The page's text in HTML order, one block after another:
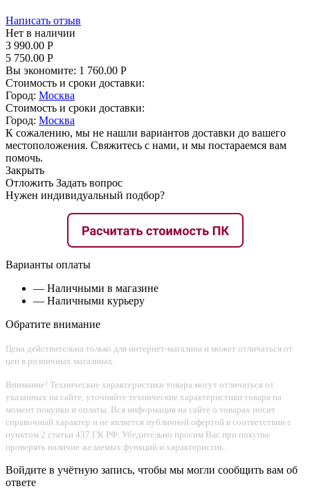
Написать отзыв
Нет в наличии
3 990.00 Р
5 750.00 Р
Вы экономите: 1 760.00 Р
Стоимость и сроки доставки:
Город: Москва
Стоимость и сроки доставки:
Город: Москва
К сожалению, мы не нашли вариантов доставки до вашего
местоположения. Свяжитесь с нами, и мы постараемся вам
помочь.
Закрыть
Отложить Задать вопрос
Нужен индивидуальный подбор?
Варианты оплаты
— Наличными в магазине
— Наличными курьеру
Обратите внимание
Цена действительна только для интернет-магазина и может отличаться от
цен в розничных магазинах.
Внимание! Технические характеристики товара могут отличаться от
указанных на сайте, уточняйте технические характеристики товара на
момент покупки и оплаты. Вся информация на сайте о товарах носит
справочный характер и не является публичной офертой в соответствии с
пунктом 2 статьи 437 ГК РФ. Убедительно просим Вас при покупке
проверять наличие желаемых функций и характеристик.
Войдите в учётную запись, чтобы мы могли сообщить вам об
ответе